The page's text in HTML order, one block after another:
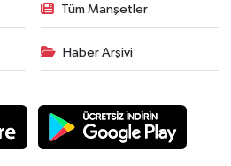
Tüm Manşetler
Haber Arşivi